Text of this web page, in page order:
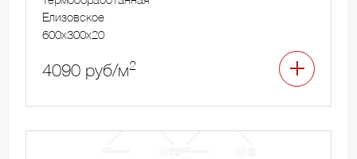
Елизовское
600x300x20
4090 руб/м2